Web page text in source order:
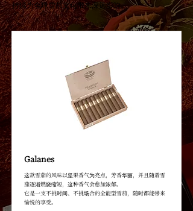
持续为全球雪茄文化带来深远影响。
Galanes
这款雪茄的风味以坚果香气为亮点，芳香华丽，并且随着雪
茄逐渐燃烧缩短，这种香气会愈加浓郁。
它是一支不挑时间、不挑场合的全能型雪茄，随时都能带来
愉悦的享受。